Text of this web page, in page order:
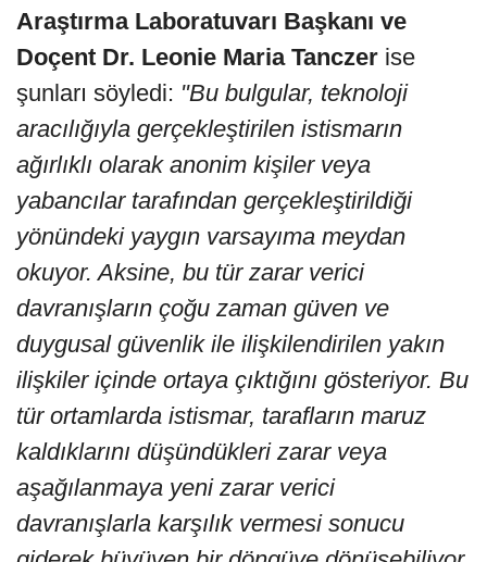
Araştırma Laboratuvarı Başkanı ve
Doçent Dr. Leonie Maria Tanczer ise
şunları söyledi: "Bu bulgular, teknoloji
aracılığıyla gerçekleştirilen istismarın
ağırlıklı olarak anonim kişiler veya
yabancılar tarafından gerçekleştirildiği
yönündeki yaygın varsayıma meydan
okuyor. Aksine, bu tür zarar verici
davranışların çoğu zaman güven ve
duygusal güvenlik ile ilişkilendirilen yakın
ilişkiler içinde ortaya çıktığını gösteriyor. Bu
tür ortamlarda istismar, tarafların maruz
kaldıklarını düşündükleri zarar veya
aşağılanmaya yeni zarar verici
davranışlarla karşılık vermesi sonucu